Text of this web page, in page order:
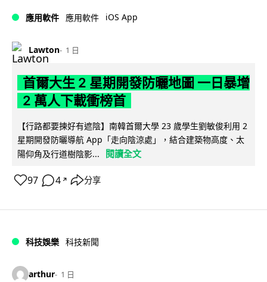
應用軟件 應用軟件 iOS App
Lawton 1 日
首爾大生 2 星期開發防曬地圖 一日暴增
2 萬人下載衝榜首
【行路都要揀好有遮陰】南韓首爾大學 23 歲學生劉敏俊利用 2
星期開發防曬導航 App「走向陰涼處」，結合建築物高度、太
陽仰角及行道樹陰影...
閱讀全文
97 4 ↗ 分享
科技娛樂 科技新聞
arthur 1 日